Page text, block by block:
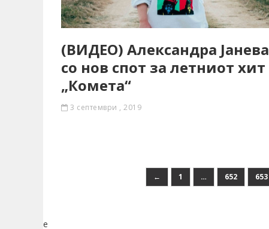
(ВИДЕО) Александра Јанева
со нов спот за летниот хит
„Комета“
3 септември , 2019
← 1 … 652 653
e